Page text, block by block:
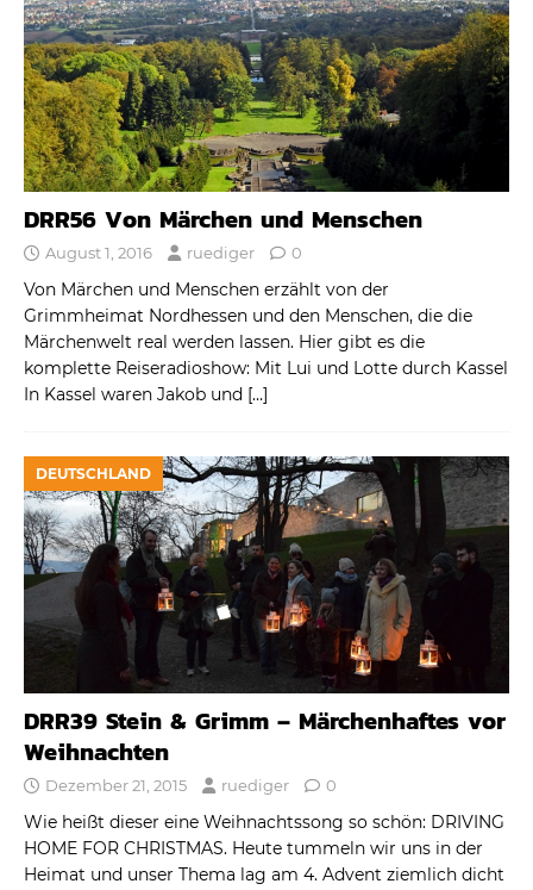
DRR56 Von Märchen und Menschen
August 1, 2016 ruediger 0
Von Märchen und Menschen erzählt von der
Grimmheimat Nordhessen und den Menschen, die die
Märchenwelt real werden lassen. Hier gibt es die
komplette Reiseradioshow: Mit Lui und Lotte durch Kassel
In Kassel waren Jakob und […]
DEUTSCHLAND
DRR39 Stein & Grimm – Märchenhaftes vor
Weihnachten
Dezember 21, 2015 ruediger 0
Wie heißt dieser eine Weihnachtssong so schön: DRIVING
HOME FOR CHRISTMAS. Heute tummeln wir uns in der
Heimat und unser Thema lag am 4. Advent ziemlich dicht